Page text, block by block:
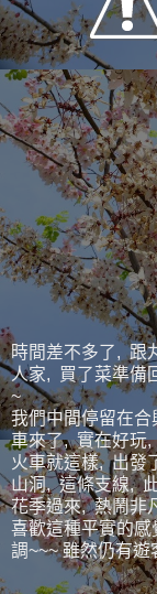
時間差不多了, 跟
人家, 買了菜準備
~
我們中間停留在
車來了, 實在好玩
火車就這樣, 出發
山洞, 這條支線,
花季過來, 熱鬧非
喜歡這種平實的
調~~~ 雖然仍有